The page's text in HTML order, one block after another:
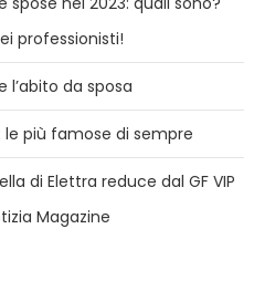
professionisti!
da sposa
le più famose di sempre
di Elettra reduce dal GF VIP
Magazine